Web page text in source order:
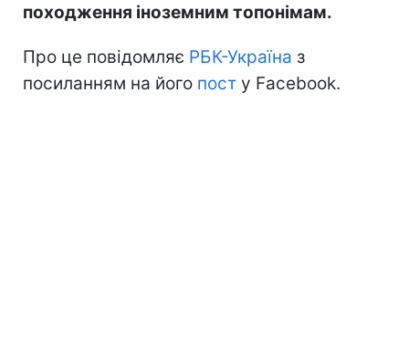
походження іноземним топонімам.
Про це повідомляє РБК-Україна з
посиланням на його пост у Facebook.